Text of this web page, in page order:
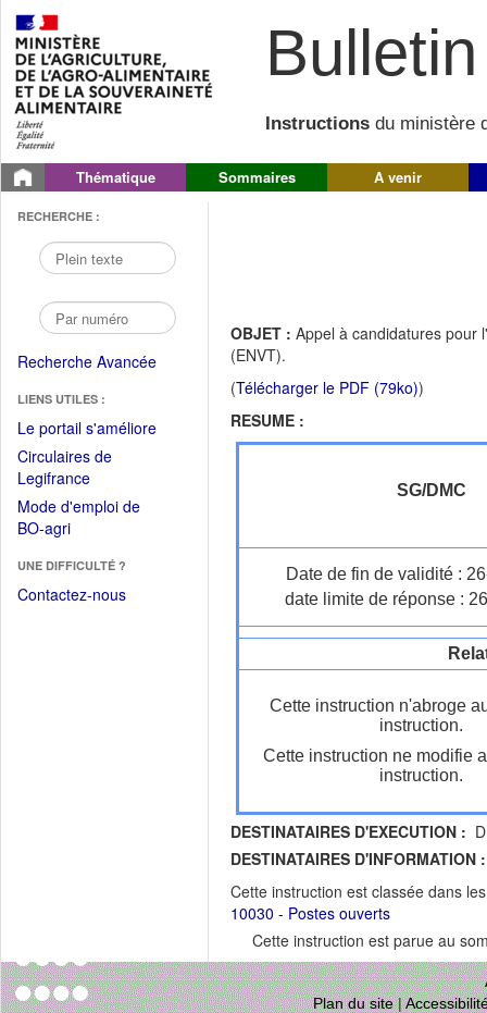
Instructions du ministère
Thématique Sommaires A venir
RECHERCHE :
Recherche Avancée
LIENS UTILES :
Le portail s'améliore(Fichier
Circulaires de
Legifrance(Ouvrir
dans
une
fenêtre)
Mode d'emploi de
BO-agri(Ouvrir
une
nouvelle
UNE DIFFICULTÉ ?
Contactez-nous
OBJET : Appel à candidatures pour
(ENVT).
(Télécharger le PDF (79ko))
RESUME :
SG/DMC
Date de fin de validité :
date limite de réponse :
Cette instruction n'abroge
instruction.
Cette instruction ne modifie
instruction.
DESTINATAIRES D'EXECUTION :
DESTINATAIRES D'INFORMATION :
Cette instruction est classée dans
10030 - Postes ouverts
Cette instruction est parue au
Plan du site|